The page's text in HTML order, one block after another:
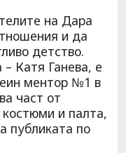
на Дара
и да
детство.
Катя Ганева, е
ментор №1 в
част от
костюми и палта,
публиката по